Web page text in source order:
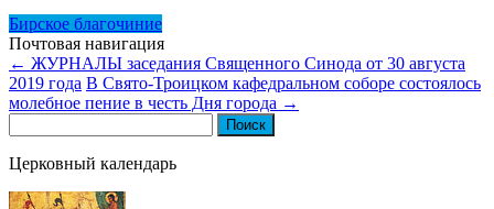
Бирское благочиние
Почтовая навигация
← ЖУРНАЛЫ заседания Священного Синода от 30 августа
2019 года В Свято-Троицком кафедральном соборе состоялось
молебное пение в честь Дня города →
Церковный календарь